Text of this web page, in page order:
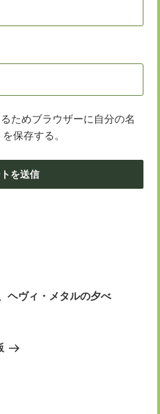
ためブラウザーに自分の名
保存する。
ヘヴィ・メタルの夕べ